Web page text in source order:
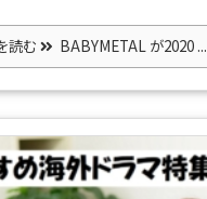
読む BABYMETAL が2020 ...